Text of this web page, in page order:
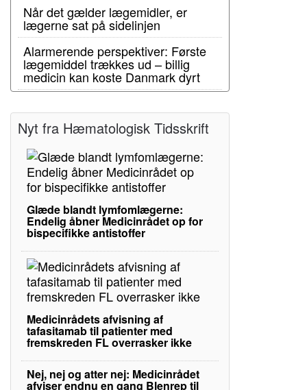
Når det gælder lægemidler, er
lægerne sat på sidelinjen
Alarmerende perspektiver: Første
lægemiddel trækkes ud – billig
medicin kan koste Danmark dyrt
Nyt fra Hæmatologisk Tidsskrift
Glæde blandt lymfomlægerne:
Endelig åbner Medicinrådet op for
bispecifikke antistoffer
Medicinrådets afvisning af
tafasitamab til patienter med
fremskreden FL overrasker ikke
Nej, nej og atter nej: Medicinrådet
afviser endnu en gang Blenrep til